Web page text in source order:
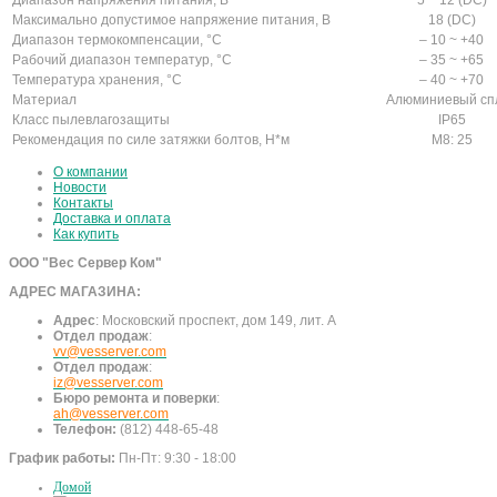
Максимально допустимое напряжение питания, В
18 (DC)
Диапазон термокомпенсации, °С
– 10 ~ +40
Рабочий диапазон температур, °С
– 35 ~ +65
Температура хранения, °С
– 40 ~ +70
Материал
Алюминиевый
Класс пылевлагозащиты
IP65
Рекомендация по силе затяжки болтов, Н*м
M8: 25
О компании
Новости
Контакты
Доставка и оплата
Как купить
ООО "Вес Сервер Ком"
АДРЕС МАГАЗИНА:
Адрес: Московский проспект, дом 149, лит. А
Отдел продаж:
vv@vesserver.com
Отдел продаж:
iz@vesserver.com
Бюро ремонта и поверки:
ah@vesserver.com
Телефон: (812) 448-65-48
График работы: Пн-Пт: 9:30 - 18:00
Домой